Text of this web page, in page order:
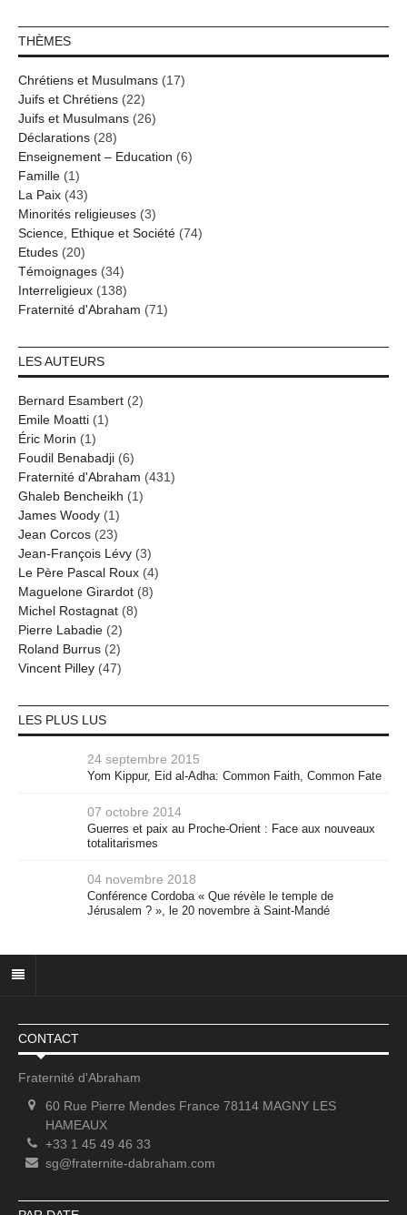
THÈMES
Chrétiens et Musulmans (17)
Juifs et Chrétiens (22)
Juifs et Musulmans (26)
Déclarations (28)
Enseignement – Education (6)
Famille (1)
La Paix (43)
Minorités religieuses (3)
Science, Ethique et Société (74)
Etudes (20)
Témoignages (34)
Interreligieux (138)
Fraternité d'Abraham (71)
LES AUTEURS
Bernard Esambert (2)
Emile Moatti (1)
Éric Morin (1)
Foudil Benabadji (6)
Fraternité d'Abraham (431)
Ghaleb Bencheikh (1)
James Woody (1)
Jean Corcos (23)
Jean-François Lévy (3)
Le Père Pascal Roux (4)
Maguelone Girardot (8)
Michel Rostagnat (8)
Pierre Labadie (2)
Roland Burrus (2)
Vincent Pilley (47)
LES PLUS LUS
24 septembre 2015
Yom Kippur, Eid al-Adha: Common Faith, Common Fate
07 octobre 2014
Guerres et paix au Proche-Orient : Face aux nouveaux
totalitarismes
04 novembre 2018
Conférence Cordoba « Que révèle le temple de
Jérusalem ? », le 20 novembre à Saint-Mandé
CONTACT
Fraternité d'Abraham
60 Rue Pierre Mendes France 78114 MAGNY LES
HAMEAUX
+33 1 45 49 46 33
sg@fraternite-dabraham.com